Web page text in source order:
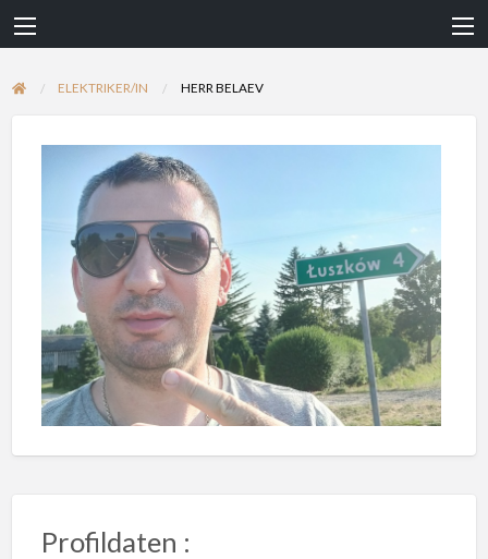
ELEKTRIKER/IN HERR BELAEV
Profildaten :